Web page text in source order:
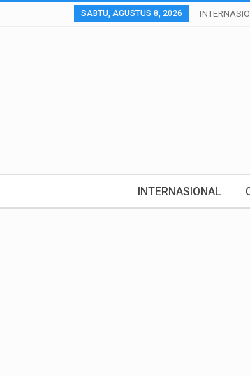
SABTU, AGUSTUS 8, 2026
INTERNASIONAL